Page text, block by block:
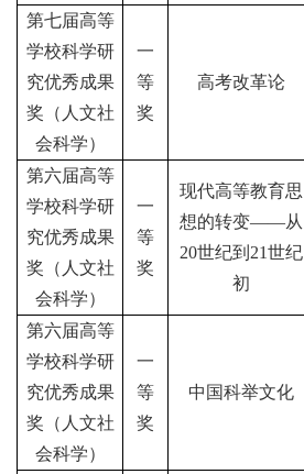
第七届高等
学校科学研
究优秀成果
奖（人文社
会科学）
一
等
奖
高考改革论
第六届高等
学校科学研
究优秀成果
奖（人文社
会科学）
一
等
奖
现代高等教育思
想的转变——从
20世纪到 21世纪
初
第六届高等
学校科学研
究优秀成果
奖（人文社
会科学）
一
等
奖
中国科举文化